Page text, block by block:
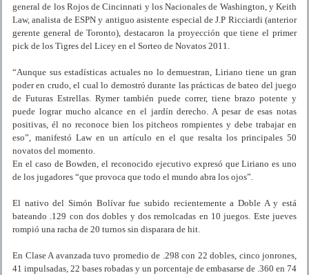
general de los Rojos de Cincinnati y los Nacionales de Washington, y Keith
Law, analista de ESPN y antiguo asistente especial de J.P Ricciardi (anterior
gerente general de Toronto), destacaron la proyección que tiene el primer
pick de los Tigres del Licey en el Sorteo de Novatos 2011.
“Aunque sus estadísticas actuales no lo demuestran, Liriano tiene un gran
poder en crudo, el cual lo demostró durante las prácticas de bateo del juego
de Futuras Estrellas. Rymer también puede correr, tiene brazo potente y
puede lograr mucho alcance en el jardín derecho. A pesar de esas notas
positivas, él no reconoce bien los pitcheos rompientes y debe trabajar en
eso”, manifestó Law en un artículo en el que resalta los principales 50
novatos del momento.
En el caso de Bowden, el reconocido ejecutivo expresó que Liriano es uno
de los jugadores “que provoca que todo el mundo abra los ojos”.
El nativo del Simón Bolívar fue subido recientemente a Doble A y está
bateando .129 con dos dobles y dos remolcadas en 10 juegos. Este jueves
rompió una racha de 20 turnos sin disparara de hit.
En Clase A avanzada tuvo promedio de .298 con 22 dobles, cinco jonrones,
41 impulsadas, 22 bases robadas y un porcentaje de embasarse de .360 en 74